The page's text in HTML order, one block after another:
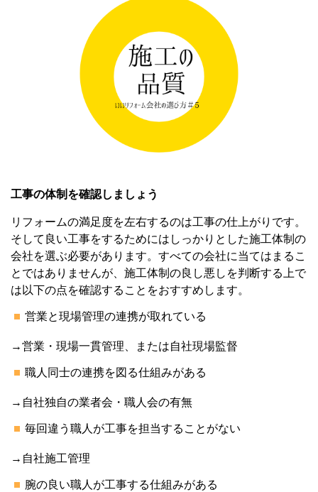
工事の体制を確認しましょう
リフォームの満足度を左右するのは工事の仕上がりです。
そして良い工事をするためにはしっかりとした施工体制の
会社を選ぶ必要があります。すべての会社に当てはまるこ
とではありませんが、施工体制の良し悪しを判断する上で
は以下の点を確認することをおすすめします。
営業と現場管理の連携が取れている
→営業・現場一貫管理、または自社現場監督
職人同士の連携を図る仕組みがある
→自社独自の業者会・職人会の有無
毎回違う職人が工事を担当することがない
→自社施工管理
腕の良い職人が工事する仕組みがある